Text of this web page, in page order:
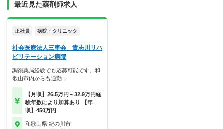
最近見た薬剤師求人
正社員 病院・クリニック
社会医療法人三車会 貴志川リハ
ビリテーション病院
調剤薬局経験でも応募可能です。和
歌山市内からも通勤…
【月収】26.5万円～32.9万円経
験年数により加算あり 【年
収】450万円
和歌山県 紀の川市